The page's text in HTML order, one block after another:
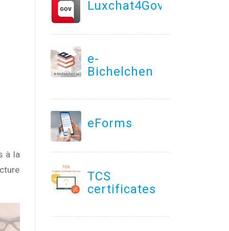
à la
Luxchat4Gov
e-
Bichelchen
eForms
TCS
certificates